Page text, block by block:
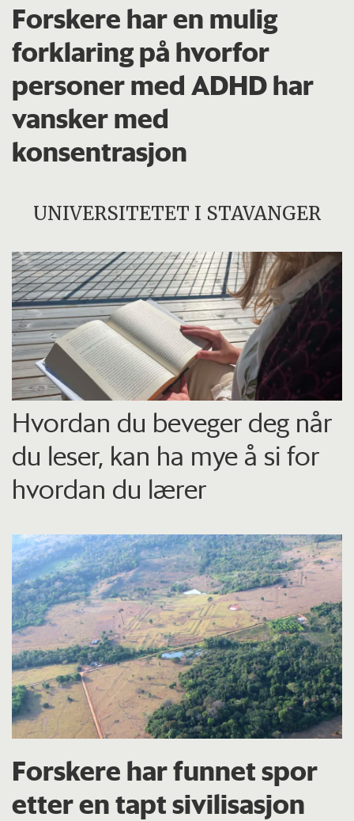
Forskere har en mulig
forklaring på hvorfor
personer med ADHD har
vansker med
konsentrasjon
UNIVERSITETET I STAVANGER
Hvordan du beveger deg når
du leser, kan ha mye å si for
hvordan du lærer
Forskere har funnet spor
etter en tapt sivilisasjon